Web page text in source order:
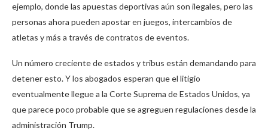
ejemplo, donde las apuestas deportivas aún son ilegales, pero las
personas ahora pueden apostar en juegos, intercambios de
atletas y más a través de contratos de eventos.
Un número creciente de estados y tribus están demandando para
detener esto. Y los abogados esperan que el litigio
eventualmente llegue a la Corte Suprema de Estados Unidos, ya
que parece poco probable que se agreguen regulaciones desde la
administración Trump.